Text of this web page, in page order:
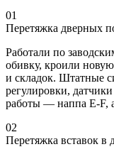
01
Перетяжка дверных
Работали по
обивку, кроили
и складок. Штатные
регулировки,
работы — наппа E-F,
02
Перетяжка вставок в